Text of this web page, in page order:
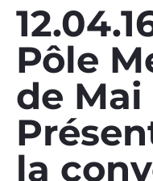
Pôle
de Mai
la